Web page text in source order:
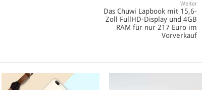
Weiter
Das Chuwi Lapbook mit 15,6-
Zoll FullHD-Display und 4GB
RAM für nur 217 Euro im
Vorverkauf